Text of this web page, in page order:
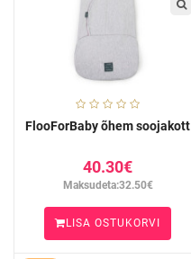
FlooForBaby õhem soojakott
40.30€
Maksudeta:32.50€
LISA OSTUKORVI